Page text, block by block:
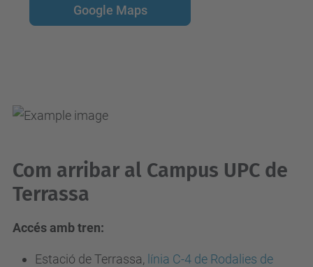
Google Maps
Com arribar al Campus UPC de
Terrassa
Accés amb tren:
Estació de Terrassa, línia C-4 de Rodalies de